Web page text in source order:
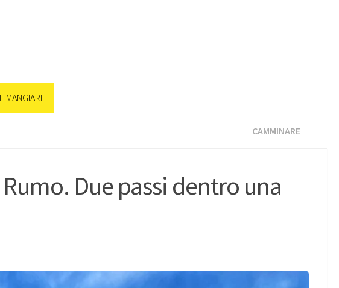
MANGIARE
CAMMINARE
Due passi dentro una